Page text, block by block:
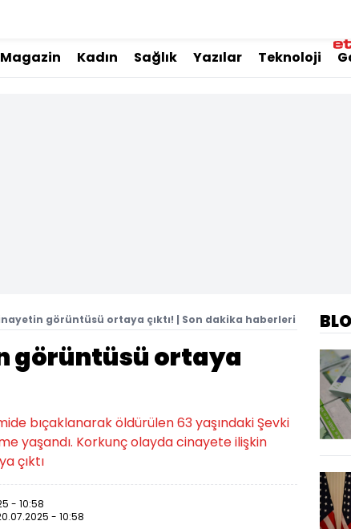
Magazin Kadın Sağlık Yazılar Teknoloji
görüntüsü ortaya çıktı! | Son dakika haberleri
görüntüsü ortaya
bıçaklanarak öldürülen 63 yaşındaki Şevki
yaşandı. Korkunç olayda cinayete ilişkin
çıktı
- 10:58
- 10:58